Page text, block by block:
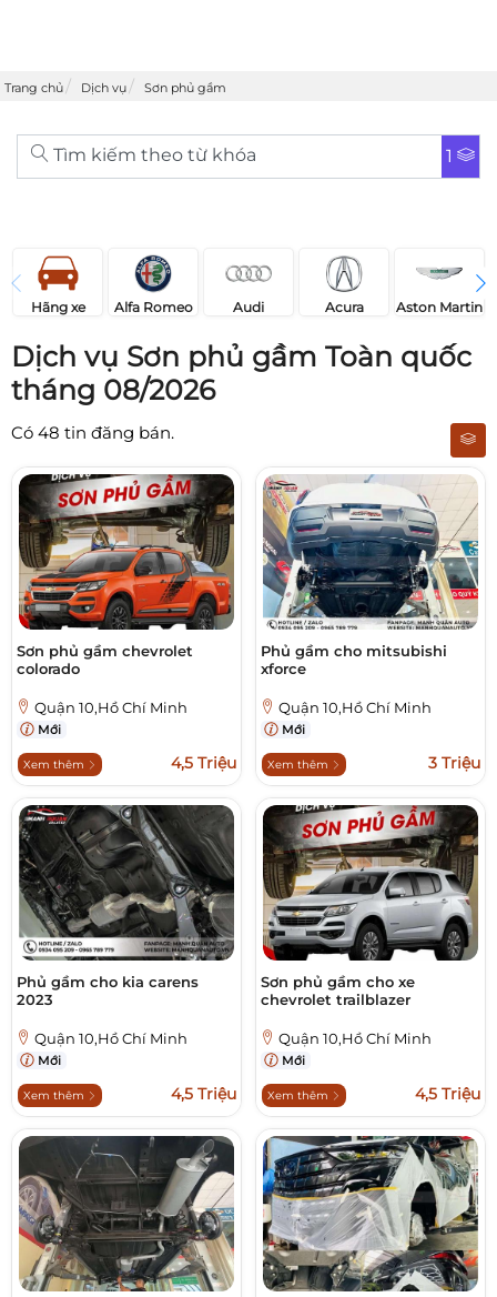
Trang chủ Dịch vụ Sơn phủ gầm
Tìm kiếm theo từ khóa 1
Hãng xe Alfa Romeo Audi Acura Aston Martin
Dịch vụ Sơn phủ gầm Toàn quốc
tháng 08/2026
Có 48 tin đăng bán.
Sơn phủ gầm chevrolet
colorado
Quận 10,Hồ Chí Minh
Mới
Xem thêm 4,5 Triệu
Phủ gầm cho mitsubishi
xforce
Quận 10,Hồ Chí Minh
Mới
Xem thêm 3 Triệu
Phủ gầm cho kia carens
2023
Quận 10,Hồ Chí Minh
Mới
Xem thêm 4,5 Triệu
Sơn phủ gầm cho xe
chevrolet trailblazer
Quận 10,Hồ Chí Minh
Mới
Xem thêm 4,5 Triệu